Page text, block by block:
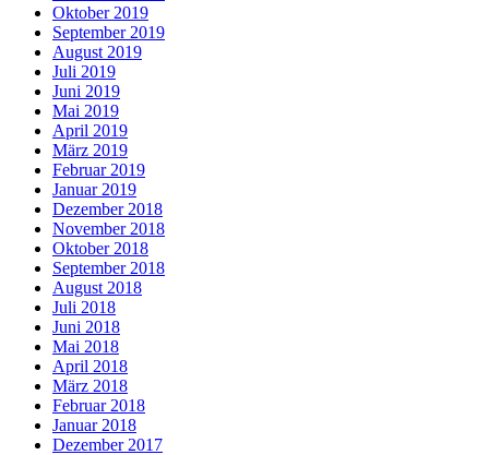
Oktober 2019
September 2019
August 2019
Juli 2019
Juni 2019
Mai 2019
April 2019
März 2019
Februar 2019
Januar 2019
Dezember 2018
November 2018
Oktober 2018
September 2018
August 2018
Juli 2018
Juni 2018
Mai 2018
April 2018
März 2018
Februar 2018
Januar 2018
Dezember 2017